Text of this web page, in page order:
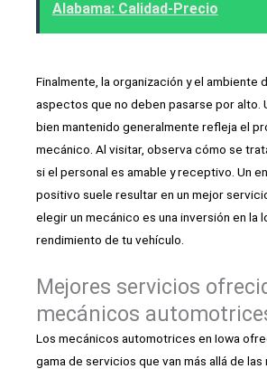
Alabama: Calidad-Precio
Finalmente, la organización y el ambiente
aspectos que no deben pasarse por alto.
bien mantenido generalmente refleja el
mecánico. Al visitar, observa cómo se
si el personal es amable y receptivo. Un
positivo suele resultar en un mejor
elegir un mecánico es una inversión en la
rendimiento de tu vehículo.
Mejores servicios
mecánicos
Los mecánicos automotrices en Iowa
gama de servicios que van más allá de